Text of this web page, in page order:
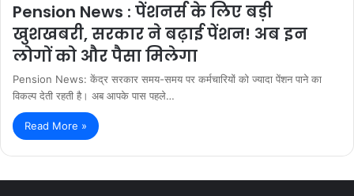
Pension News : पेंशनर्स के लिए बड़ी
खुशखबरी, सरकार ने बढ़ाई पेंशन! अब इन
लोगों को और पैसा मिलेगा
Pension News: केंद्र सरकार समय-समय पर कर्मचारियों को ज्यादा पेंशन पाने का
विकल्प देती रहती है। अब आपके पास पहले…
Read More »